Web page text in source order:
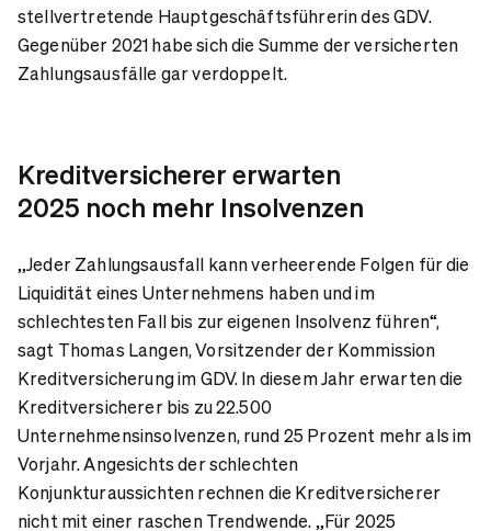
stellvertretende Hauptgeschäftsführerin des GDV.
Gegenüber 2021 habe sich die Summe der versicherten
Zahlungsausfälle gar verdoppelt.
Kreditversicherer erwarten
2025 noch mehr Insolvenzen
„Jeder Zahlungsausfall kann verheerende Folgen für die
Liquidität eines Unternehmens haben und im
schlechtesten Fall bis zur eigenen Insolvenz führen“,
sagt Thomas Langen, Vorsitzender der Kommission
Kreditversicherung im GDV. In diesem Jahr erwarten die
Kreditversicherer bis zu 22.500
Unternehmensinsolvenzen, rund 25 Prozent mehr als im
Vorjahr. Angesichts der schlechten
Konjunkturaussichten rechnen die Kreditversicherer
nicht mit einer raschen Trendwende. „Für 2025